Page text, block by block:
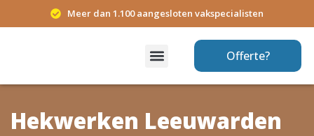
Meer dan 1.100 aangesloten vakspecialisten
Offerte?
Hekwerken Leeuwarden